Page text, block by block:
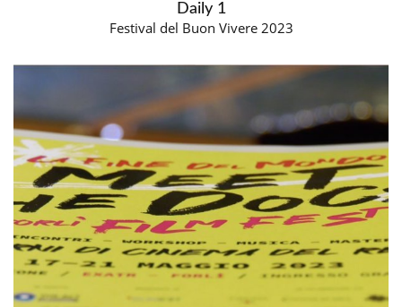
Daily 1
Festival del Buon Vivere 2023